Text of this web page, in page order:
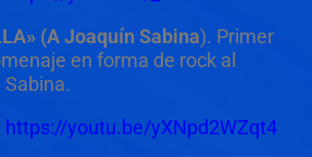
(A Joaquín Sabina). Primer
en forma de rock al
https://youtu.be/yXNpd2WZqt4